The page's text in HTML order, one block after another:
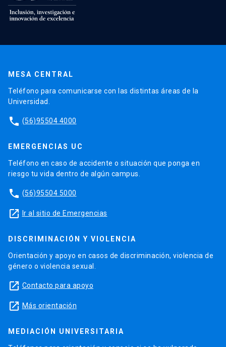
MESA CENTRAL
Teléfono para comunicarse con las distintas áreas de la
Universidad.
phone (56)95504 4000
EMERGENCIAS UC
Teléfono en caso de accidente o situación que ponga en
riesgo tu vida dentro de algún campus.
phone (56)95504 5000
launch Ir al sitio de Emergencias
DISCRIMINACIÓN Y VIOLENCIA
Orientación y apoyo en casos de discriminación, violencia de
género o violencia sexual.
launch Contacto para apoyo
launch Más orientación
MEDIACIÓN UNIVERSITARIA